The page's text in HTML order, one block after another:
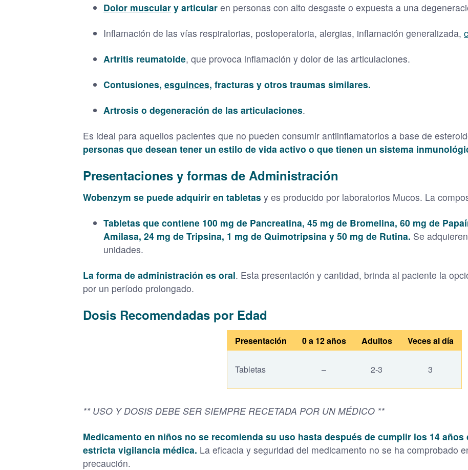
Dolor muscular y articular en personas con alto desgaste o expuesta a una
Inflamación de las vías respiratorias, postoperatoria, alergias, inflamación generalizada,
Artritis reumatoide, que provoca inflamación y dolor de las articulaciones.
Contusiones, esguinces, fracturas y otros traumas similares.
Artrosis o degeneración de las articulaciones.
Es ideal para aquellos pacientes que no pueden consumir antiinflamatorios a base de
personas que desean tener un estilo de vida activo o que tienen un sistema
Presentaciones y formas de Administración
Wobenzym se puede adquirir en tabletas y es producido por laboratorios Mucos. La
Tabletas que contiene 100 mg de Pancreatina, 45 mg de Bromelina, 60 mg de
Amilasa, 24 mg de Tripsina, 1 mg de Quimotripsina y 50 mg de Rutina. Se
unidades.
La forma de administración es oral. Esta presentación y cantidad, brinda al paciente la
por un período prolongado.
Dosis Recomendadas por Edad
Presentación 0 a 12 años Adultos Veces al día
Tabletas – 2-3 3
** USO Y DOSIS DEBE SER SIEMPRE RECETADA POR UN MÉDICO **
Medicamento en niños no se recomienda su uso hasta después de cumplir los 14 años
estricta vigilancia médica. La eficacia y seguridad del medicamento no se ha comprobado
precaución.